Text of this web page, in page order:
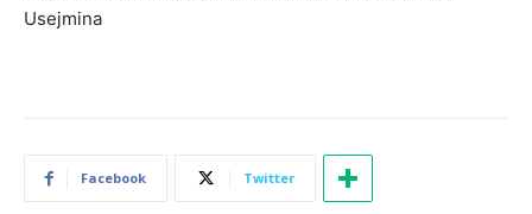
Usejmina
Facebook Twitter